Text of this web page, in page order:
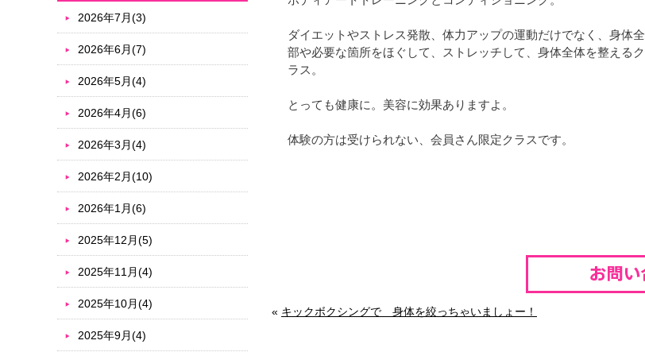
ダイエットやストレス発散、体力アップの運動だけでなく、身体全
部や必要な箇所をほぐして、ストレッチして、身体全体を整えるク
ラス。
とっても健康に。美容に効果ありますよ。
体験の方は受けられない、会員さん限定クラスです。
« キックボクシングで 身体を絞っちゃいましょー！
2026年7月(3)
2026年6月(7)
2026年5月(4)
2026年4月(6)
2026年3月(4)
2026年2月(10)
2026年1月(6)
2025年12月(5)
2025年11月(4)
2025年10月(4)
2025年9月(4)